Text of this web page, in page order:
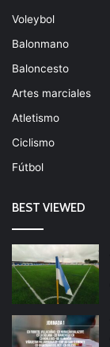
Voleybol
Balonmano
Baloncesto
Artes marciales
Atletismo
Ciclismo
Fútbol
BEST VIEWED